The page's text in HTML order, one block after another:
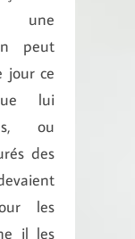
une
peut
jour ce
lui
ou
des
les
il les